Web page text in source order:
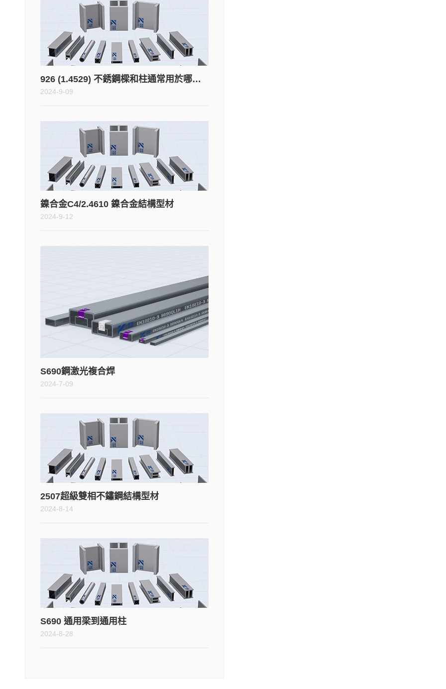
926 (1.4529) 不銹鋼樑和柱通常用於哪些類型的應用或環境？
2024-9-09
鎳合金C4/2.4610 鎳合金結構型材
2024-9-12
S690鋼激光複合焊
2024-7-09
2507超級雙相不鏽鋼結構型材
2024-8-14
S690 通用梁到通用柱
2024-8-28